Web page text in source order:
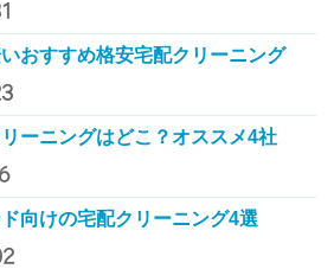
おすすめ格安宅配クリーニング
ーニングはどこ？オススメ4社
向けの宅配クリーニング4選